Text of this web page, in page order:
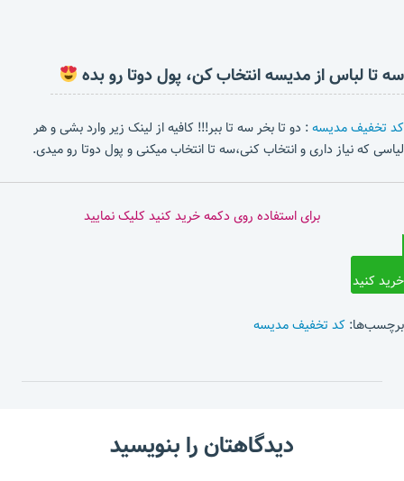
سه تا لباس از مدیسه انتخاب کن، پول دوتا رو بده
کد تخفیف مدیسه: دو تا بخر سه تا ببر!!! کافیه از لینک زیر وارد بشی و هر
لیاسی که نیاز داری و انتخاب کنی،سه تا انتخاب میکنی و پول دوتا رو میدی.
برای استفاده روی دکمه خرید کنید کلیک نمایید
خرید کنید
برچسب‌ها: کد تخفیف مدیسه
دیدگاهتان را بنویسید